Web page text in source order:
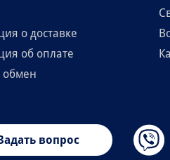
о доставке
об оплате
обмен
вопрос